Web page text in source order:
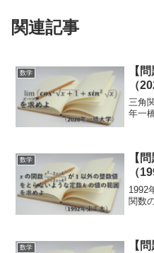
関連記事
数学
【
（
三角
年一
数学
【
（
1992
関数
数学
【